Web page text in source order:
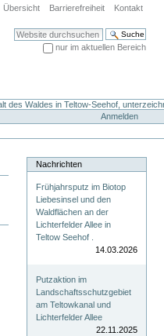
Übersicht Barrierefreiheit Kontakt
Website durchsuchen
nur im aktuellen Bereich
Waldes in Teltow-Seehof,
Anmelden
Nachrichten
Frühjahrsputz im Biotop
Liebesinsel und den
Waldflächen an der
Lichterfelder Allee in
Teltow Seehof .
14.03.2026
Putzaktion im
Landschaftsschutzgebiet
am Teltowkanal und
Lichterfelder Allee
22.11.2025